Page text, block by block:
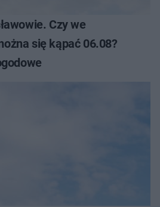
Czy we
się kąpać 06.08?